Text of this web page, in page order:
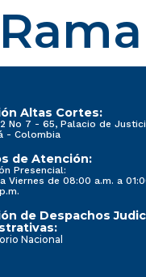
Altas Cortes:
No 7 - 65, Palacio de
- Colombia
de Atención:
Presencial:
Viernes de 08:00 a.m. a
de Despachos
Nacional